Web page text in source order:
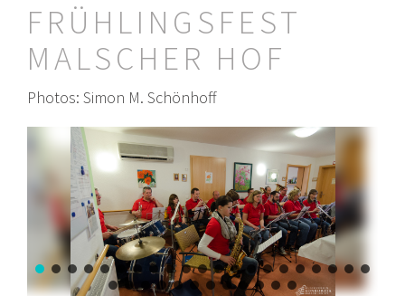
FRÜHLINGSFEST
MALSCHER HOF
Photos: Simon M. Schönhoff